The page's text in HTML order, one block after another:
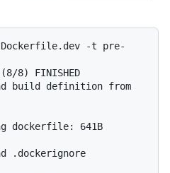
-t pre-
8) FINISHED